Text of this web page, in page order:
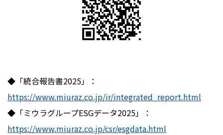
◆「統合報告書2025」：
https://www.miuraz.co.jp/ir/integrated_report.html
◆「ミウラグループESGデータ2025」：
https://www.miuraz.co.jp/csr/esgdata.html